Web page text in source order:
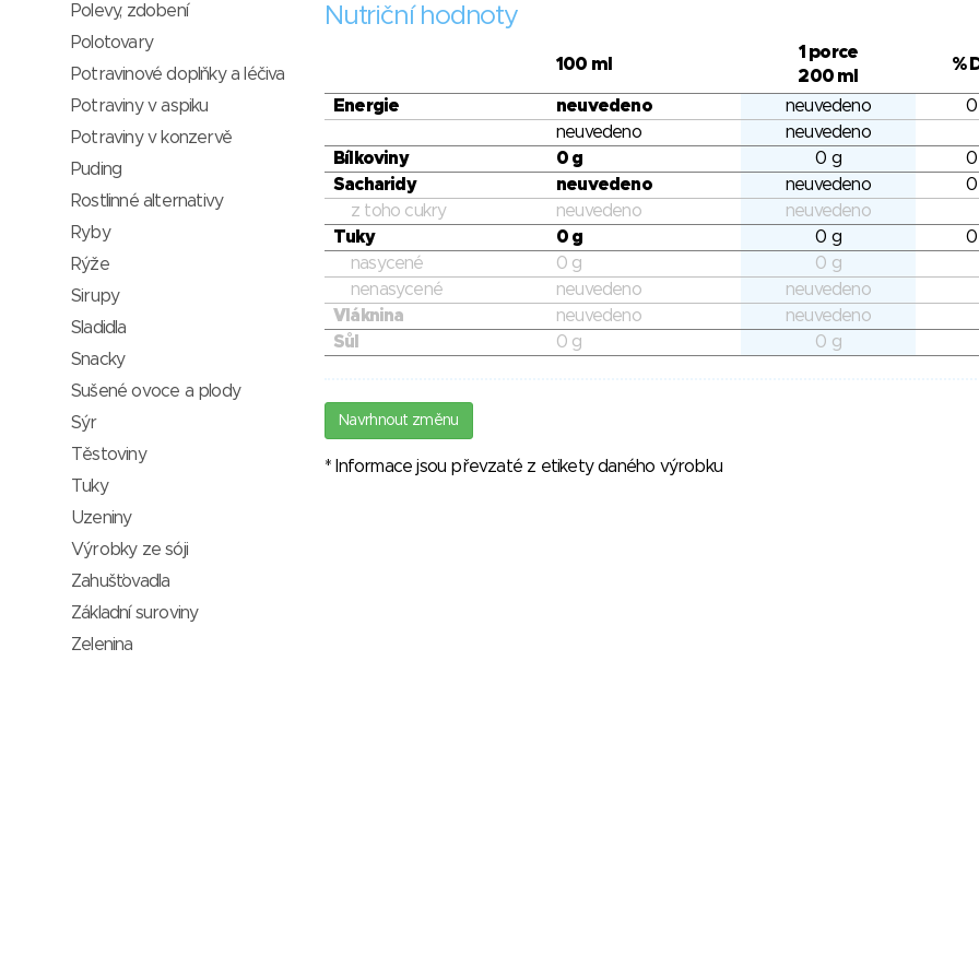
Nutriční hodnoty
100 ml
1 porce
200 ml
%
Energie neuvedeno neuvedeno
0
neuvedeno
neuvedeno
Bílkoviny
0 g 0 g
0
Sacharidy
neuvedeno neuvedeno
0
z toho cukry
neuvedeno
neuvedeno
Tuky
0 g 0 g
0
nasycené
0 g
0 g
nenasycené
neuvedeno
neuvedeno
Vláknina
neuvedeno
neuvedeno
Sůl
0 g 0 g
Navrhnout změnu
* Informace jsou převzaté z etikety daného výrobku
Polevy, zdobení
Polotovary
Potravinové doplňky a léčiva
Potraviny v aspiku
Potraviny v konzervě
Puding
Rostlinné alternativy
Ryby
Rýže
Sirupy
Sladidla
Snacky
Sušené ovoce a plody
Sýr
Těstoviny
Tuky
Uzeniny
Výrobky ze sóji
Zahušťovadla
Základní suroviny
Zelenina